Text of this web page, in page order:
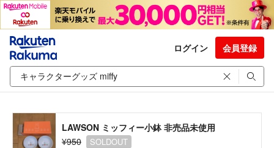
ログイン 会員登録
LAWSON ミッフィー小鉢 非売品未使用
¥950
SOLDOUT